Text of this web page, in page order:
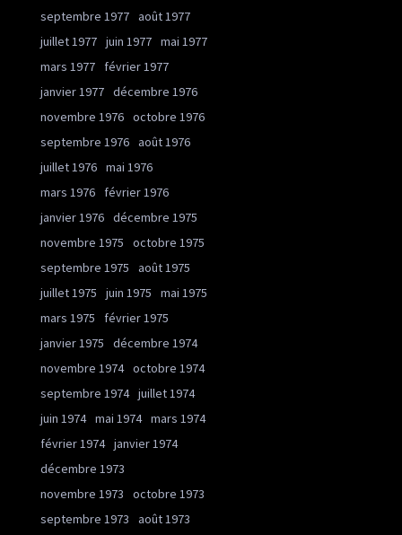
septembre 1977 août 1977
juillet 1977 juin 1977 mai 1977
mars 1977
février 1977
janvier 1977 décembre 1976
novembre 1976 octobre 1976
septembre 1976 août 1976
juillet 1976 mai 1976
mars 1976
février 1976
janvier 1976 décembre 1975
novembre 1975
octobre 1975
septembre 1975
août 1975
juillet 1975
juin 1975
mai 1975
mars 1975
février 1975
janvier 1975
décembre 1974
novembre 1974 octobre 1974
septembre 1974 juillet 1974
juin 1974 mai 1974 mars 1974
février 1974 janvier 1974
décembre 1973
novembre 1973
octobre 1973
septembre 1973
août 1973